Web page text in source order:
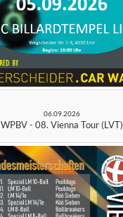
06.09.2026
WPBV - 08. Vienna Tour (LVT)